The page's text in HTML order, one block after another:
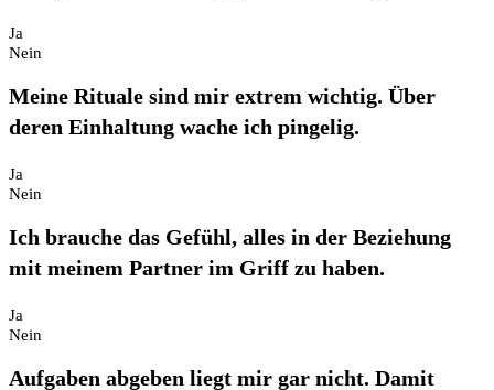
Ja
Nein
Meine Rituale sind mir extrem wichtig. Über
deren Einhaltung wache ich pingelig.
Ja
Nein
Ich brauche das Gefühl, alles in der Beziehung
mit meinem Partner im Griff zu haben.
Ja
Nein
Aufgaben abgeben liegt mir gar nicht. Damit